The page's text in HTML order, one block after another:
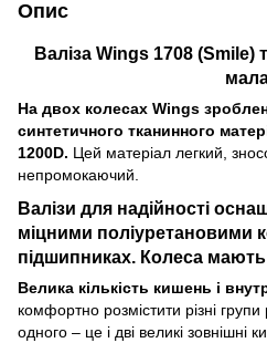
Опис
Валіза Wings 1708 (Smile)
мала
На двох колесах Wings
синтетичного тканинного
1200D. Цей матеріал легкий,
непромокаючий.
Валізи для надійності
міцними поліуретановими
підшипниках. Колеса мають
Велика кількість кишень і
комфортно розмістити різні
одного – це і дві великі зовнішні